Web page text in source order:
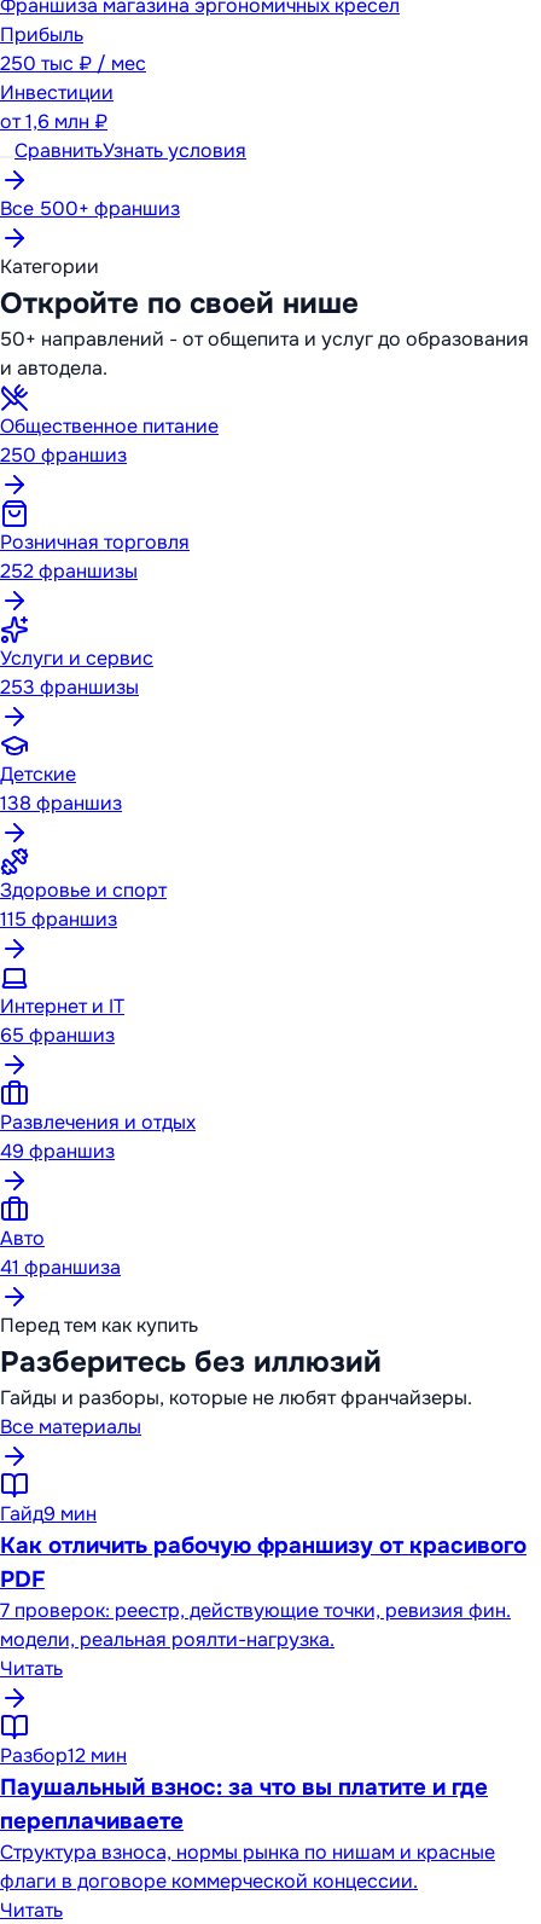
Франшиза магазина эргономичных кресел
Прибыль
250 тыс ₽ / мес
Инвестиции
от1,6 млн ₽
СравнитьУзнать условия
Все 500+ франшиз
Категории
Откройте по своей нише
50+ направлений - от общепита и услуг до образования
и автодела.
Общественное питание
250 франшиз
Розничная торговля
252франшизы
Услуги и сервис
253 франшизы
Детские
138 франшиз
Здоровье и спорт
115 франшиз
Интернет и IT
65 франшиз
Развлечения и отдых
49 франшиз
Авто
41 франшиза
Перед тем как купить
Разберитесь без иллюзий
Гайды и разборы, которые не любят франчайзеры.
Все материалы
Гайд9 мин
Как отличить рабочую франшизу от красивого
PDF
7 проверок: реестр, действующие точки, ревизия фин.
модели, реальная роялти-нагрузка.
Читать
Разбор12 мин
Паушальный взнос: за что вы платите и где
переплачиваете
Структура взноса, нормы рынка по нишам и красные
флаги в договоре коммерческой концессии.
Читать